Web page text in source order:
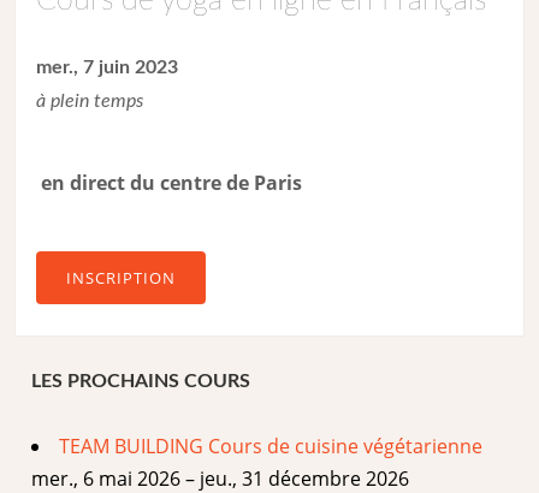
mer., 7 juin 2023
à plein temps
en direct du centre de Paris
INSCRIPTION
LES PROCHAINS COURS
TEAM BUILDING Cours de cuisine végétarienne
mer., 6 mai 2026 – jeu., 31 décembre 2026